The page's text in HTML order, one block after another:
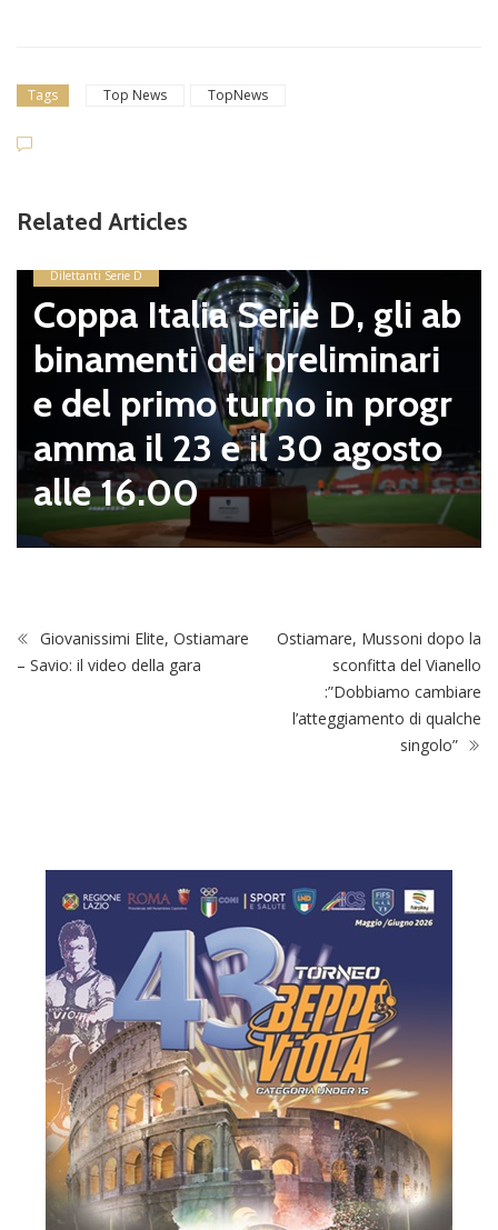
Tags Top News TopNews
Related Articles
Dilettanti Serie D
Coppa Italia Serie D, gli ab
binamenti dei preliminari
e del primo turno in progr
amma il 23 e il 30 agosto
alle 16.00
Giovanissimi Elite, Ostiamare
– Savio: il video della gara
Ostiamare, Mussoni dopo la
sconfitta del Vianello
:”Dobbiamo cambiare
l’atteggiamento di qualche
singolo”